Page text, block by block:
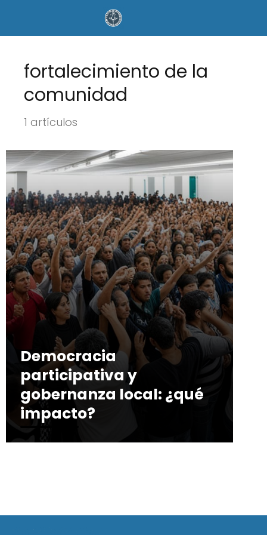
fortalecimiento de la
comunidad
1 artículos
Democracia
participativa y
gobernanza local: ¿qué
impacto?